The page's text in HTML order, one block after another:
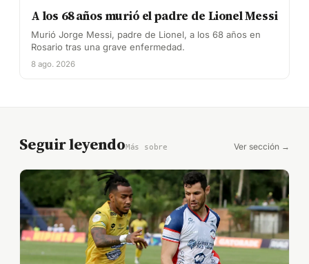
A los 68 años murió el padre de Lionel Messi
Murió Jorge Messi, padre de Lionel, a los 68 años en
Rosario tras una grave enfermedad.
8 ago. 2026
Seguir leyendoMás sobre Ver sección →